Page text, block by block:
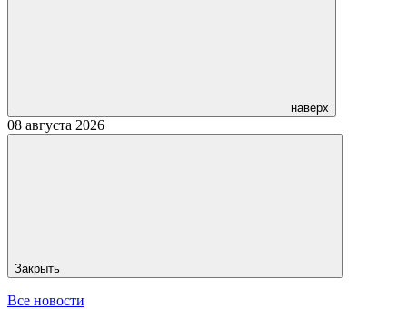
наверх
08 августа 2026
Закрыть
Все новости